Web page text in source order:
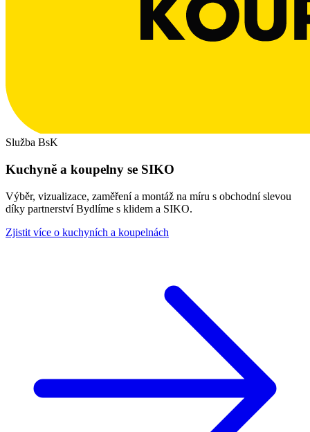
Služba BsK
Kuchyně a koupelny se SIKO
Výběr, vizualizace, zaměření a montáž na míru s obchodní slevou
díky partnerství Bydlíme s klidem a SIKO.
Zjistit více o kuchyních a koupelnách